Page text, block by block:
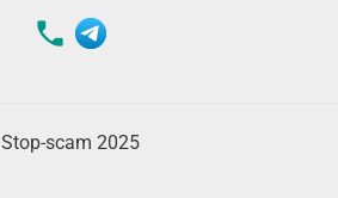
Stop-scam 2025